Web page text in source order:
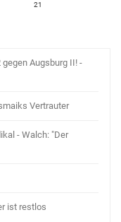
21
Augsburg II! -
Vertrauter
- Walch: "Der
ist restlos